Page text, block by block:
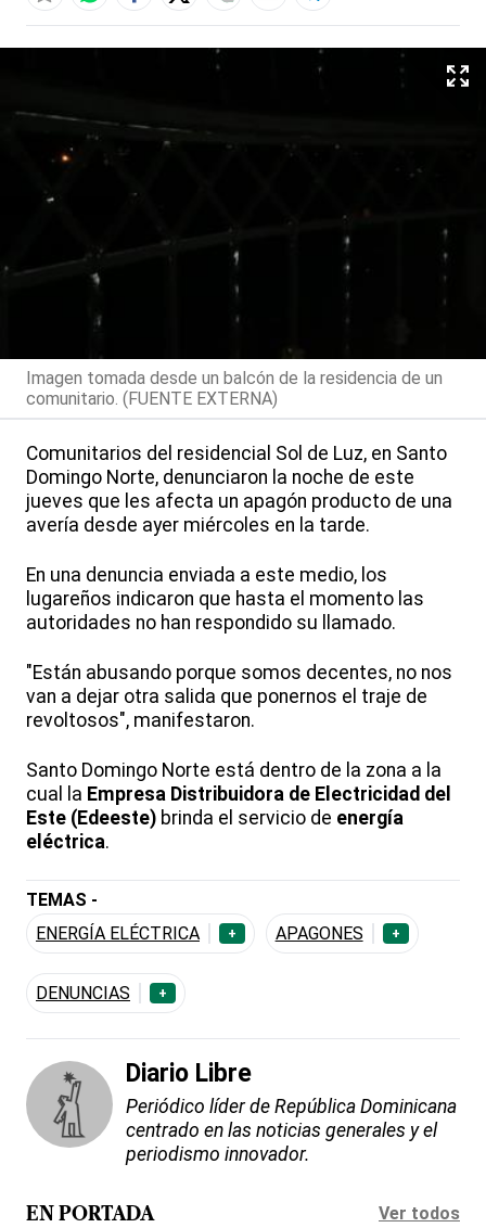
Imagen tomada desde un balcón de la residencia de un
comunitario. (FUENTE EXTERNA)
Comunitarios del residencial Sol de Luz, en Santo
Domingo Norte, denunciaron la noche de este
jueves que les afecta un apagón producto de una
avería desde ayer miércoles en la tarde.
En una denuncia enviada a este medio, los
lugareños indicaron que hasta el momento las
autoridades no han respondido su llamado.
"Están abusando porque somos decentes, no nos
van a dejar otra salida que ponernos el traje de
revoltosos", manifestaron.
Santo Domingo Norte está dentro de la zona a la
cual la Empresa Distribuidora de Electricidad del
Este (Edeeste) brinda el servicio de energía
eléctrica.
TEMAS -
ENERGÍA ELÉCTRICA
+ APAGONES +
DENUNCIAS +
Diario Libre
Periódico líder de República Dominicana
centrado en las noticias generales y el
periodismo innovador.
EN PORTADA Ver todos